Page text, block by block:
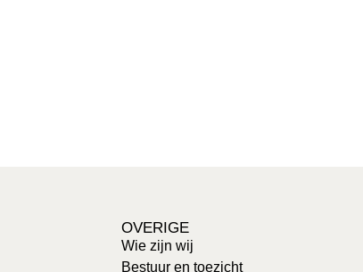
OVERIGE
Wie zijn wij
Bestuur en toezicht